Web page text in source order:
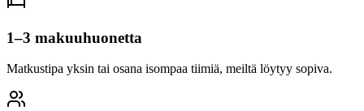
1–3 makuuhuonetta
Matkustipa yksin tai osana isompaa tiimiä, meiltä löytyy sopiva.